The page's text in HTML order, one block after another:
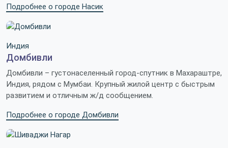
Подробнее о городе Насик
Индия
Домбивли
Домбивли – густонаселенный город-спутник в Махараштре,
Индия, рядом с Мумбаи. Крупный жилой центр с быстрым
развитием и отличным ж/д сообщением.
Подробнее о городе Домбивли